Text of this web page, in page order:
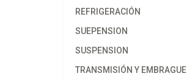
REFRIGERACIÓN
SUEPENSION
SUSPENSION
TRANSMISIÓN Y EMBRAGUE